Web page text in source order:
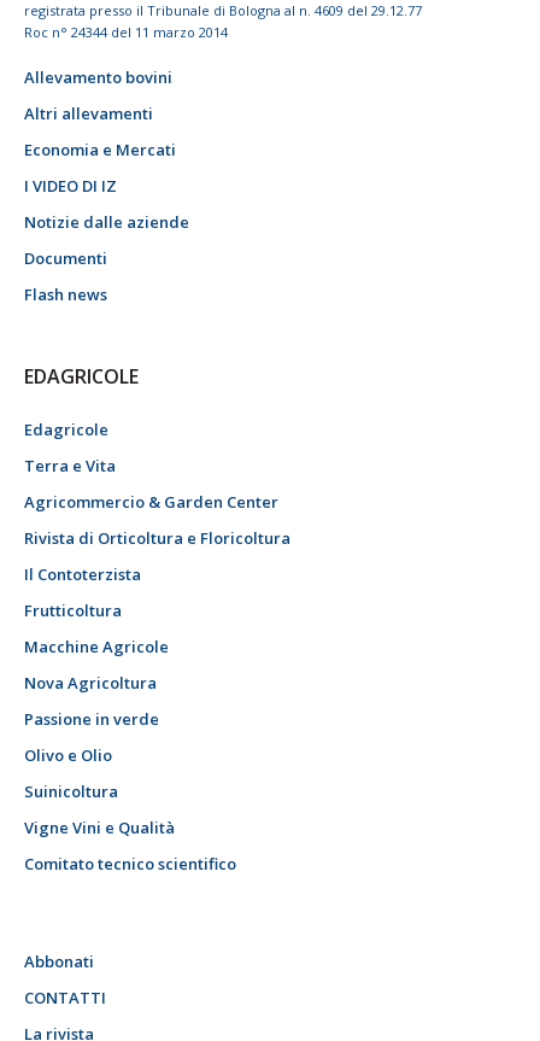
registrata presso il Tribunale di Bologna al n. 4609 del 29.12.77
Roc n° 24344 del 11 marzo 2014
Allevamento bovini
Altri allevamenti
Economia e Mercati
I VIDEO DI IZ
Notizie dalle aziende
Documenti
Flash news
EDAGRICOLE
Edagricole
Terra e Vita
Agricommercio & Garden Center
Rivista di Orticoltura e Floricoltura
Il Contoterzista
Frutticoltura
Macchine Agricole
Nova Agricoltura
Passione in verde
Olivo e Olio
Suinicoltura
Vigne Vini e Qualità
Comitato tecnico scientifico
Abbonati
CONTATTI
La rivista